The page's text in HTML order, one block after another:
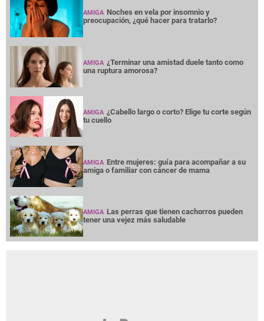
AMIGA Noches en vela por insomnio y
preocupación, ¿qué hacer para tratarlo?
AMIGA ¿Terminar una amistad duele tanto como
una ruptura amorosa?
AMIGA ¿Cabello largo o corto? Elige tu corte según
tu cuello
AMIGA Entre mujeres: guía para acompañar a su
amiga o familiar con cáncer de mama
AMIGA Las perras que tienen cachorros pueden
tener una vejez más saludable